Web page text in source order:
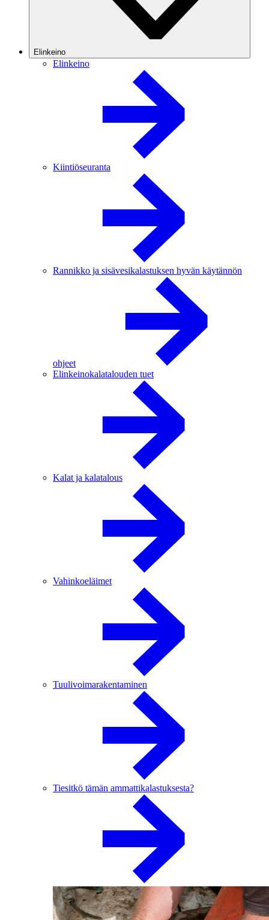
Elinkeino
Elinkeino
Kiintiöseuranta
Rannikko ja sisävesikalastuksen hyvän käytännön
ohjeet
Elinkeinokalatalouden tuet
Kalat ja kalatalous
Vahinkoeläimet
Tuulivoimarakentaminen
Tiesitkö tämän ammattikalastuksesta?